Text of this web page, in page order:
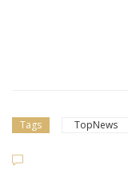
Tags TopNews